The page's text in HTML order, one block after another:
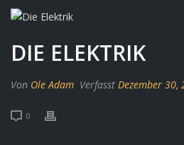
DIE ELEKTRIK
Von Ole Adam Verfasst Dezember 30,
0